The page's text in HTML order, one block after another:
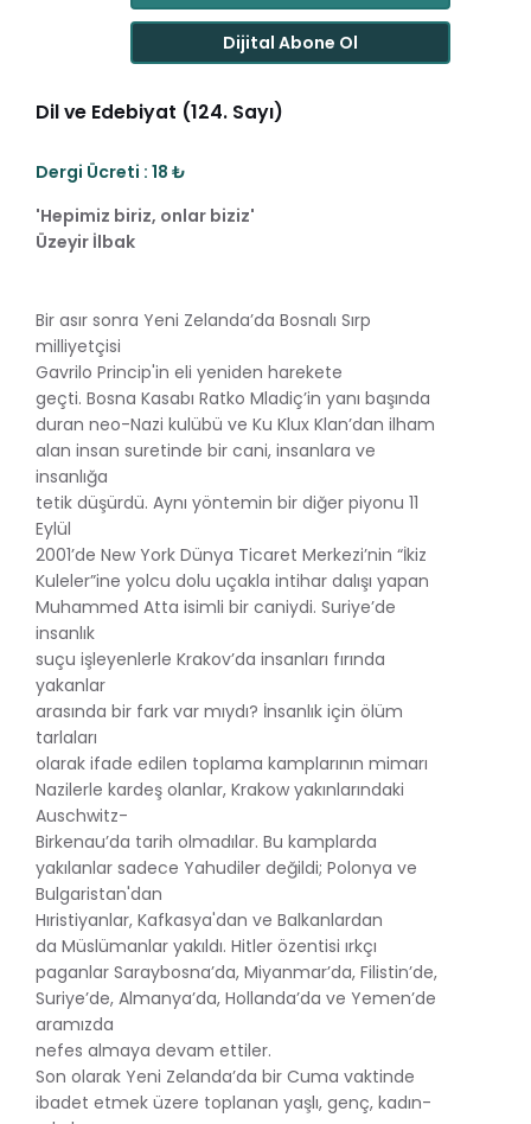
Dijital Abone Ol
Dil ve Edebiyat (124. Sayı)
Dergi Ücreti : 18 ₺
'Hepimiz biriz, onlar biziz'
Üzeyir İlbak
Bir asır sonra Yeni Zelanda’da Bosnalı Sırp
milliyetçisi
Gavrilo Princip'in eli yeniden harekete
geçti. Bosna Kasabı Ratko Mladiç’in yanı başında
duran neo-Nazi kulübü ve Ku Klux Klan’dan ilham
alan insan suretinde bir cani, insanlara ve
insanlığa
tetik düşürdü. Aynı yöntemin bir diğer piyonu 11
Eylül
2001’de New York Dünya Ticaret Merkezi’nin “İkiz
Kuleler”ine yolcu dolu uçakla intihar dalışı yapan
Muhammed Atta isimli bir caniydi. Suriye’de
insanlık
suçu işleyenlerle Krakov’da insanları fırında
yakanlar
arasında bir fark var mıydı? İnsanlık için ölüm
tarlaları
olarak ifade edilen toplama kamplarının mimarı
Nazilerle kardeş olanlar, Krakow yakınlarındaki
Auschwitz-
Birkenau’da tarih olmadılar. Bu kamplarda
yakılanlar sadece Yahudiler değildi; Polonya ve
Bulgaristan'dan
Hıristiyanlar, Kafkasya'dan ve Balkanlardan
da Müslümanlar yakıldı. Hitler özentisi ırkçı
paganlar Saraybosna’da, Miyanmar’da, Filistin’de,
Suriye’de, Almanya’da, Hollanda’da ve Yemen’de
aramızda
nefes almaya devam ettiler.
Son olarak Yeni Zelanda’da bir Cuma vaktinde
ibadet etmek üzere toplanan yaşlı, genç, kadın-